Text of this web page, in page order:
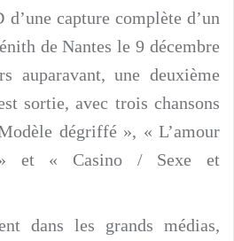
capture complète d’un
de Nantes le 9 décembre
auparavant, une deuxième
sortie, avec trois chansons
dégriffé », « L’amour
et « Casino / Sexe et
dans les grands médias,